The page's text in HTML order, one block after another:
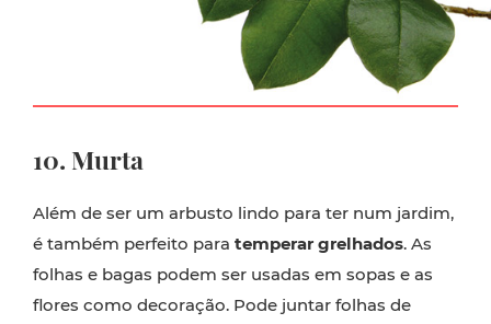
10. Murta
Além de ser um arbusto lindo para ter num jardim,
é também perfeito para temperar grelhados. As
folhas e bagas podem ser usadas em sopas e as
flores como decoração. Pode juntar folhas de